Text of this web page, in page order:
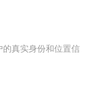
真实身份和位置信